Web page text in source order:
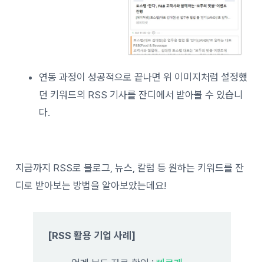
연동 과정이 성공적으로 끝나면 위 이미지처럼 설정했
던 키워드의 RSS 기사를 잔디에서 받아볼 수 있습니
다.
지금까지 RSS로 블로그, 뉴스, 칼럼 등 원하는 키워드를 잔
디로 받아보는 방법을 알아보았는데요!
[RSS 활용 기업 사례]